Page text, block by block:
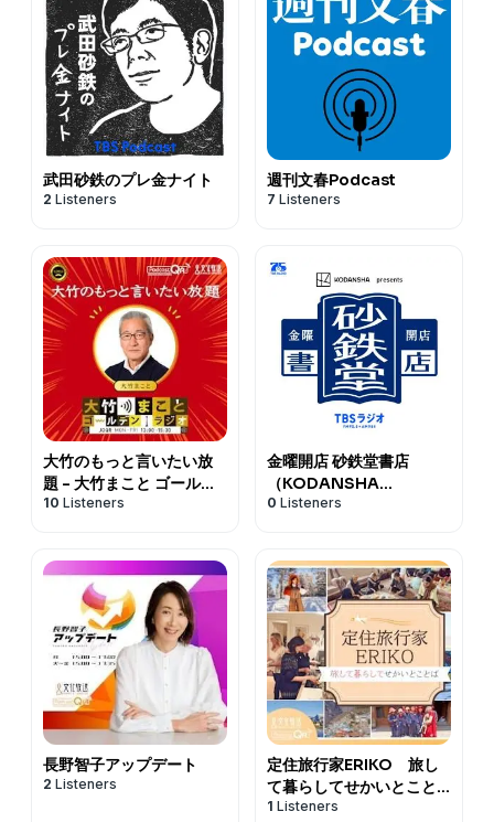
武田砂鉄のプレ金ナイト
2 Listeners
週刊文春Podcast
7 Listeners
大竹のもっと言いたい放
題 - 大竹まこと ゴールデ
ンラジオ！
10 Listeners
金曜開店 砂鉄堂書店
（KODANSHA
presents）
0 Listeners
長野智子アップデート
2 Listeners
定住旅行家ERIKO 旅し
て暮らしてせかいとこと
ば
1 Listeners